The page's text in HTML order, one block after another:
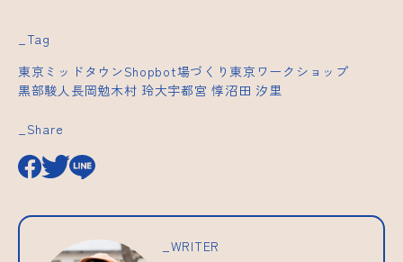
_Tag
東京ミッドタウンShopbot場づくり 東京 ワークショップ
黒部駿人 長岡勉木村 玲大宇都宮 惇沼田 汐里
_Share
_WRITER